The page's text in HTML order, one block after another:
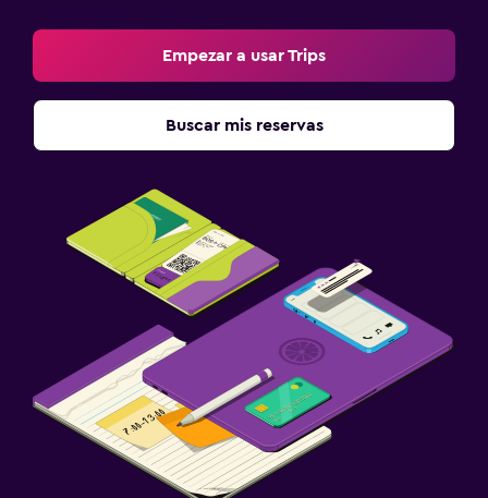
Empezar a usar Trips
Buscar mis reservas